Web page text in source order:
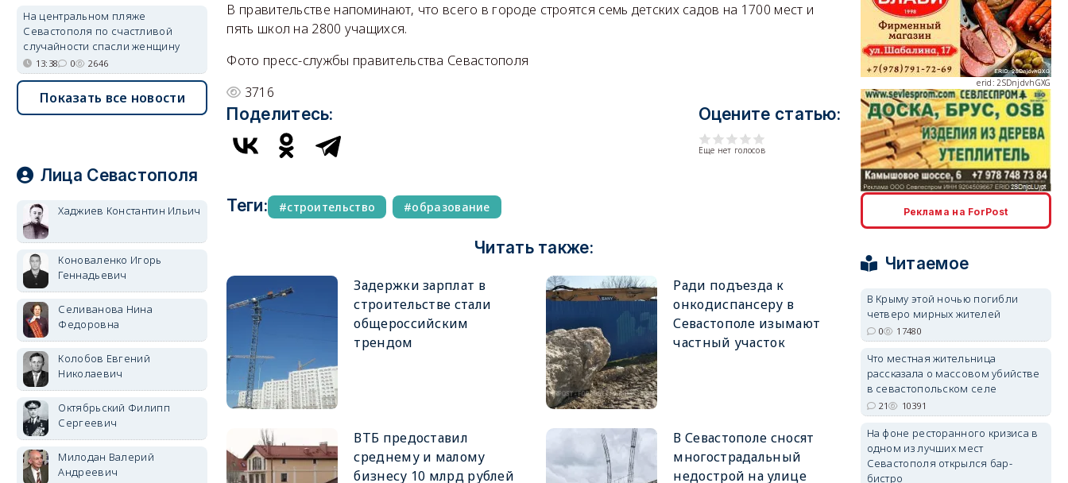
В правительстве напоминают, что всего в городе строятся семь детских садов на 1700 мест и
пять школ на 2800 учащихся.
Фото пресс-службы правительства Севастополя
3716
Поделитесь: Оцените статью:
Еще нет голосов
Теги: строительство образование
Читать также:
Задержки зарплат в
строительстве стали
общероссийским
трендом
Ради подъезда к
онкодиспансеру в
Севастополе изымают
частный участок
ВТБ предоставил
среднему и малому
бизнесу 10 млрд рублей
В Севастополе сносят
многострадальный
недострой на улице
На центральном пляже
Севастополя по счастливой
случайности спасли женщину
13:38 0 2646
Показать все новости
Лица Севастополя
Хаджиев Константин Ильич
Коноваленко Игорь
Геннадьевич
Селиванова Нина
Федоровна
Колобов Евгений
Николаевич
Октябрьский Филипп
Сергеевич
Милодан Валерий
Андреевич
erid: 2SDnjdvhGXG
erid: 2SDnjcLUypt
erid: 2SDnjcrDNw6
Реклама на ForPost
Читаемое
В Крыму этой ночью погибли
четверо мирных жителей
0 17480
Что местная жительница
рассказала о массовом убийстве
в севастопольском селе
21 10391
На фоне ресторанного кризиса в
одном из лучших мест
Севастополя открылся бар-
бистро